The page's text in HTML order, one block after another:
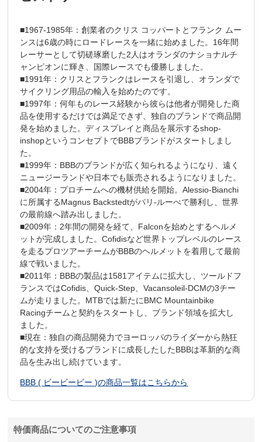
■1967-1985年：創業者のクリス コッパートとフランク ムー
ンスは6歳の時にロードレースを一緒に始めました。16年間
レーサーとして切磋琢磨した2人はオランダのナショナルチ
ャンピオンに輝き、国際レースでも優勝しました。
■1991年：クリスとフランクはレースを引退し、オランダで
サイクリング用品の輸入を始めたのです。
■1997年：何年ものレース経験から彼らは他者が開発した商
品を使用するだけでは満足できず、独自のブランドで商品開
発を始めました。ディスプレイと商品を展示するshop-
inshopというコンセプトでBBBブランドがスタートしまし
た。
■1999年：BBBのブランドが広く知られるようになり、遠く
ニュージーランドや日本でも販売されるようになりました。
■2004年：プロチームへの機材供給を開始。Alessio-Bianchi
に所属するMagnus Backstedtがパリ-ルーべで勝利し、世界
の最前線へ踏み出しました。
■2009年：2年間の開発を経て、Falconを始めとするヘルメ
ットが完成しました。Cofidisなど世界トップレベルのレース
を走るプロツアーチームがBBBのヘルメットを着用して最前
線で戦いました。
■2011年：BBBの製品は1581アイテムに拡大し、ツールドフ
ランスではCofidis、Quick-Step、Vacansoleil-DCMの3チー
ムが走りました。MTBでは新たにBMC Mountainbike
Racingチームと契約をスタートし、ブランド領域を拡大し
ました。
■現在：独自の商品開発力でヨーロッパのライダーから熱狂
的な支持を受けるブランドに成長したしたBBBは革新的な商
品を生み出し続けています。
BBB ( ビービービー )の商品一覧はこちらから
特価商品についてのご注意事項